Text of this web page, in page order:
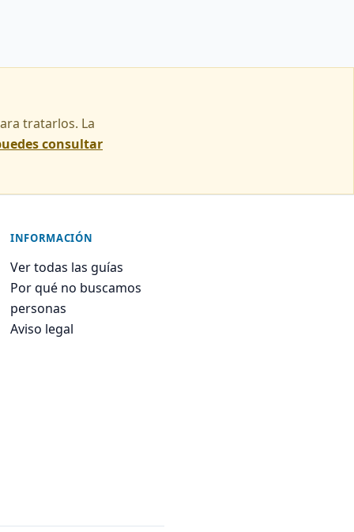
tratarlos. La
consultar
INFORMACIÓN
Ver todas las guías
Por qué no buscamos
personas
Aviso legal